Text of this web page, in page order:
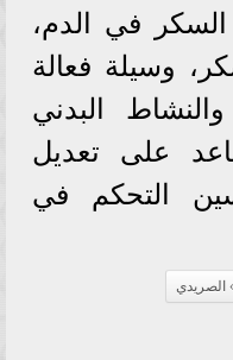
في الدم،
وسيلة فعالة
البدني
على تعديل
التحكم في
الصريدي